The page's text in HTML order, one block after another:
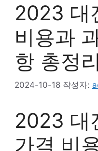
2023 대
비용과
항 총정
2024-10-18 작성자:
2023 대
가격 비